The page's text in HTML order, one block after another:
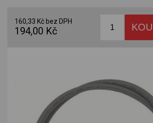
160,33 Kč bez DPH
194,00 Kč